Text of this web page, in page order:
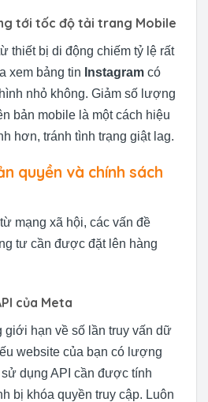
tới tốc độ tải trang Mobile
thiết bị di động chiếm tỷ lệ rất
xem bảng tin Instagram có
nhỏ không. Giảm số lượng
bản mobile là một cách hiệu
hơn, tránh tình trạng giật lag.
quyền và chính sách
mạng xã hội, các vấn đề
tư cần được đặt lên hàng
của Meta
giới hạn về số lần truy vấn dữ
website của bạn có lượng
dụng API cần được tính
bị khóa quyền truy cập. Luôn